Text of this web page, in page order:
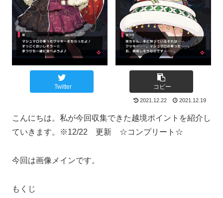
Twitter コピー
2021.12.22 2021.12.19
こんにちは。私が今回収集できた越境ポイントを紹介し
ていきます。※12/22 更新 ☆コンプリート☆
今回は画像メインです。
もくじ